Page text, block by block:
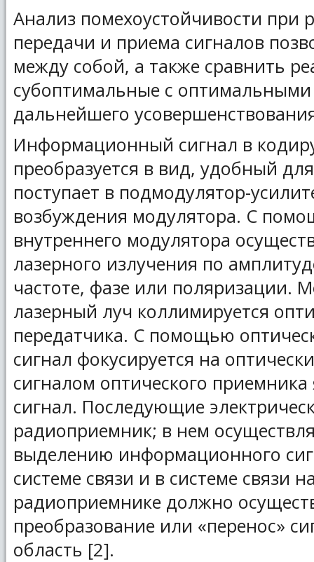
Анализ помехоустойчивости при
передачи и приема сигналов
между собой, а также сравнить
субоптимальные с
дальнейшего
Информационный сигнал в
преобразуется в вид, удобный
поступает в подмодулятор-
возбуждения модулятора. С
внутреннего модулятора
лазерного излучения по
частоте, фазе или поляризации.
лазерный луч коллимируется
передатчика. С помощью
сигнал фокусируется на
сигналом оптического приемника
сигнал. Последующие
радиоприемник; в нем
выделению информационного
системе связи и в системе связи
радиоприемнике должно
преобразование или «перенос»
область [2].